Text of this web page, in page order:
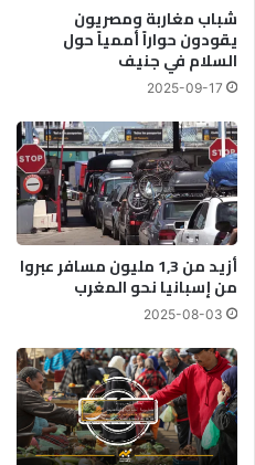
شباب مغاربة ومصريون
يقودون حواراً أممياً حول
السلام في جنيف
2025-09-17
أزيد من 1,3 مليون مسافر عبروا
من إسبانيا نحو المغرب
2025-08-03